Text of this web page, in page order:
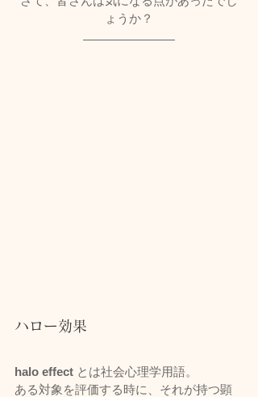
ょうか？
ハロー効果
halo effect とは社会心理学用語。
ある対象を評価する時に、それが持つ顕